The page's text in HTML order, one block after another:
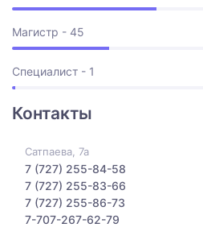
Магистр - 45
Специалист - 1
Контакты
Сатпаева, 7а
7 (727) 255-84-58
7 (727) 255-83-66
7 (727) 255-86-73
7-707-267-62-79